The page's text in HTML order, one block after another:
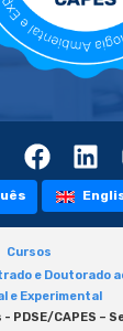
Cursos
e Doutorado
e Experimental
PDSE/CAPES –